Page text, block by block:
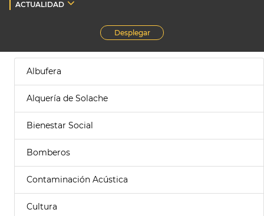
ACTUALIDAD
Desplegar
Albufera
Alquería de Solache
Bienestar Social
Bomberos
Contaminación Acústica
Cultura